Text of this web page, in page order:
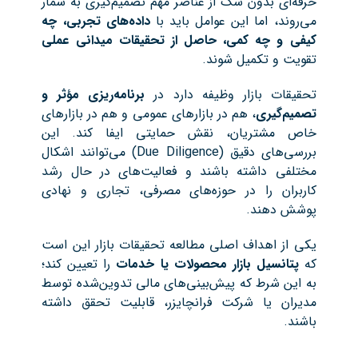
می‌روند، اما این عوامل باید باداده‌های تجربی، چه
کیفی و چه کمی، حاصل از تحقیقات میدانی عملی
تقویت و تکمیل شوند.
تحقیقات بازار وظیفه دارد در برنامه‌ریزی مؤثر و
تصمیم‌گیری، هم در بازارهای عمومی و هم در بازارهای
خاص مشتریان، نقش حمایتی ایفا کند. این
بررسی‌های دقیق (Due Diligence) می‌توانند اشکال
مختلفی داشته باشند و فعالیت‌های در حال رشد
کاربران را در حوزه‌های مصرفی، تجاری و نهادی
پوشش دهند.
یکی از اهداف اصلی مطالعه تحقیقات بازار این است
کهپتانسیل بازار محصولات یا خدمات را تعیین کند؛
به این شرط که پیش‌بینی‌های مالی تدوین‌شده توسط
مدیران یا شرکت فرانچایزر، قابلیت تحقق داشته
باشند.